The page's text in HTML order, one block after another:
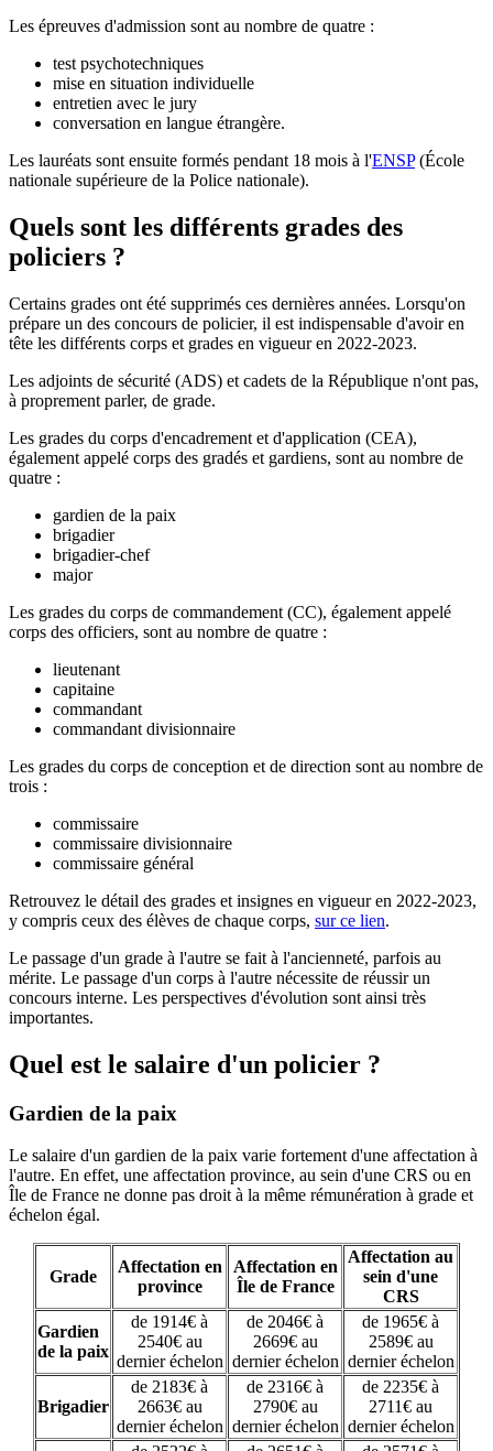
Les épreuves d'admission sont au nombre de quatre :
test psychotechniques
mise en situation individuelle
entretien avec le jury
conversation en langue étrangère.
Les lauréats sont ensuite formés pendant 18 mois à l'ENSP(École
nationale supérieure de la Police nationale).
Quels sont les différents grades des
policiers ?
Certains grades ont été supprimés ces dernières années. Lorsqu'on
prépare un des concours de policier, il est indispensable d'avoir en
tête les différents corps et grades en vigueur en 2022-2023.
Les adjoints de sécurité (ADS) et cadets de la République n'ont pas,
à proprement parler, de grade.
Les grades du corps d'encadrement et d'application (CEA),
également appelé corps des gradés et gardiens, sont au nombre de
quatre :
gardien de la paix
brigadier
brigadier-chef
major
Les grades du corps de commandement (CC), également appelé
corps des officiers, sont au nombre de quatre :
lieutenant
capitaine
commandant
commandant divisionnaire
Les grades du corps de conception et de direction sont au nombre de
trois :
commissaire
commissaire divisionnaire
commissaire général
Retrouvez le détail des grades et insignes en vigueur en 2022-2023,
y compris ceux des élèves de chaque corps, sur ce lien.
Le passage d'un grade à l'autre se fait à l'ancienneté, parfois au
mérite. Le passage d'un corps à l'autre nécessite de réussir un
concours interne. Les perspectives d'évolution sont ainsi très
importantes.
Quel est le salaire d'un policier ?
Gardien de la paix
Le salaire d'un gardien de la paix varie fortement d'une affectation à
l'autre. En effet, une affectation province, au sein d'une CRS ou en
Île de France ne donne pas droit à la même rémunération à grade et
échelon égal.
Grade
Affectation en
province
Affectation en
Île de France
Affectation au
sein d'une
CRS
Gardien
de la paix
de 1914€ à
2540€ au
dernier échelon
de 2046€ à
2669€ au
dernier échelon
de 1965€ à
2589€ au
dernier échelon
Brigadier
de 2183€ à
2663€ au
dernier échelon
de 2316€ à
2790€ au
dernier échelon
de 2235€ à
2711€ au
dernier échelon